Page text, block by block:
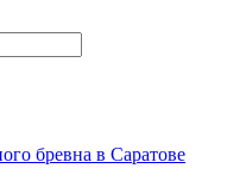
бревна в Саратове